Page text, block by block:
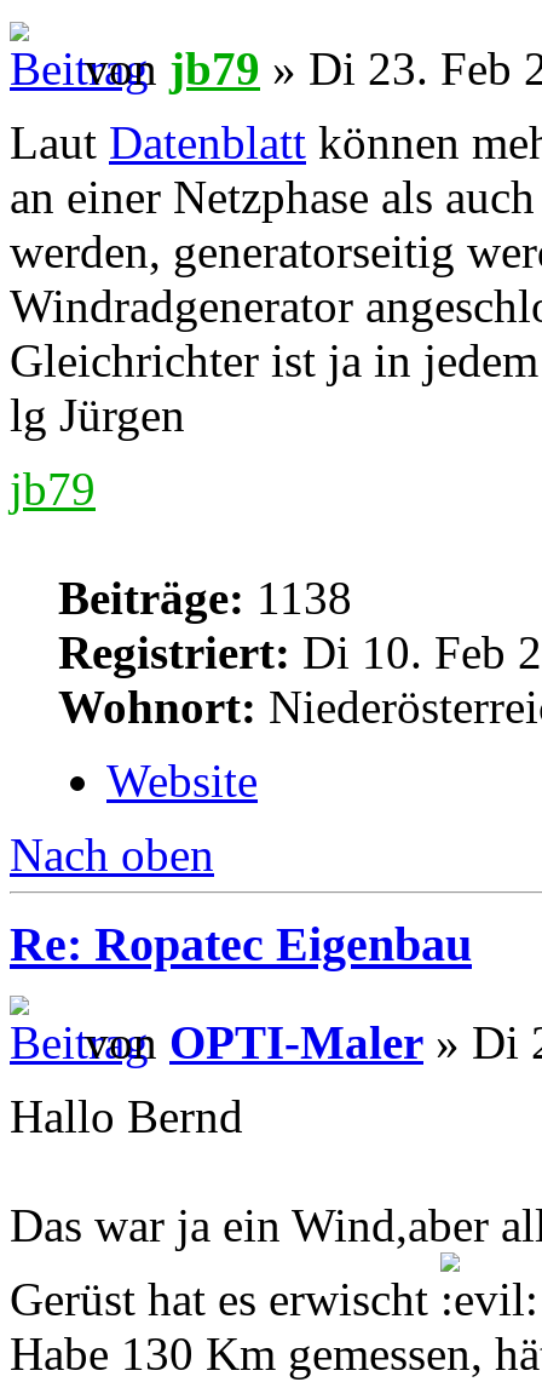
von jb79 » Di 23. Feb
Laut Datenblatt können
an einer Netzphase als
werden, generatorseitig
Windradgenerator
Gleichrichter ist ja in
lg Jürgen
jb79
Beiträge: 1138
Registriert: Di 10. Feb
Wohnort:
Website
Nach oben
Re: Ropatec Eigenbau
von OPTI-Maler » Di
Hallo Bernd
Das war ja ein Wind,aber
Gerüst hat es erwischt
Habe 130 Km gemessen,